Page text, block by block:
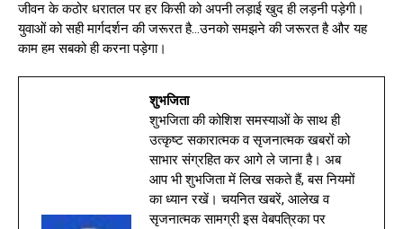
जीवन के कठोर धरातल पर हर किसी को अपनी लड़ाई खुद ही लड़नी पड़ेगी।
युवाओं को सही मार्गदर्शन की जरूरत है…उनको समझने की जरूरत है और यह
काम हम सबको ही करना पड़ेगा।
शुभजिता
शुभजिता की कोशिश समस्याओं के साथ ही
उत्कृष्ट सकारात्मक व सृजनात्मक खबरों को
साभार संग्रहित कर आगे ले जाना है। अब
आप भी शुभजिता में लिख सकते हैं, बस नियमों
का ध्यान रखें। चयनित खबरें, आलेख व
सृजनात्मक सामग्री इस वेबपत्रिका पर